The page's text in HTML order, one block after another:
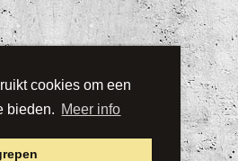
cookies om een
bieden. Meer info